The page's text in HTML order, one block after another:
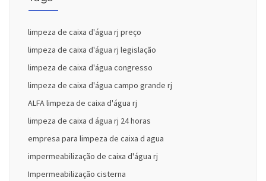
limpeza de caixa d'água rj preço
limpeza de caixa d'água rj legislação
limpeza de caixa d'água congresso
limpeza de caixa d'água campo grande rj
ALFA limpeza de caixa d'água rj
limpeza de caixa d água rj 24 horas
empresa para limpeza de caixa d agua
impermeabilização de caixa d'água rj
Impermeabilização cisterna